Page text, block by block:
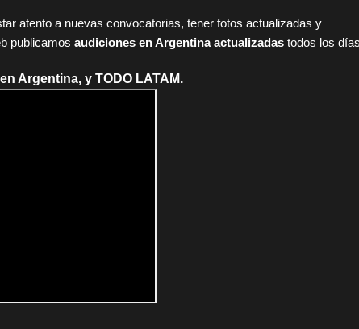
atento a nuevas convocatorias, tener fotos actualizadas y
publicamos audiciones en Argentina actualizadas todos los
Argentina, y TODO LATAM.